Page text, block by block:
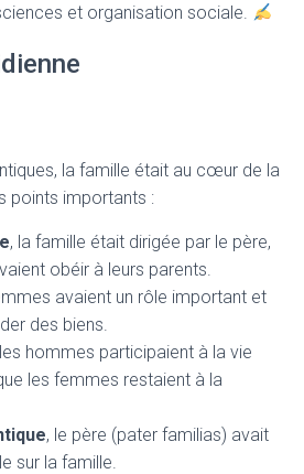
et organisation sociale.
la famille était au cœur de la
points importants :
, la famille était dirigée par le père,
obéir à leurs parents.
avaient un rôle important et
des biens.
hommes participaient à la vie
les femmes restaient à la
, le père (pater familias) avait
sur la famille.